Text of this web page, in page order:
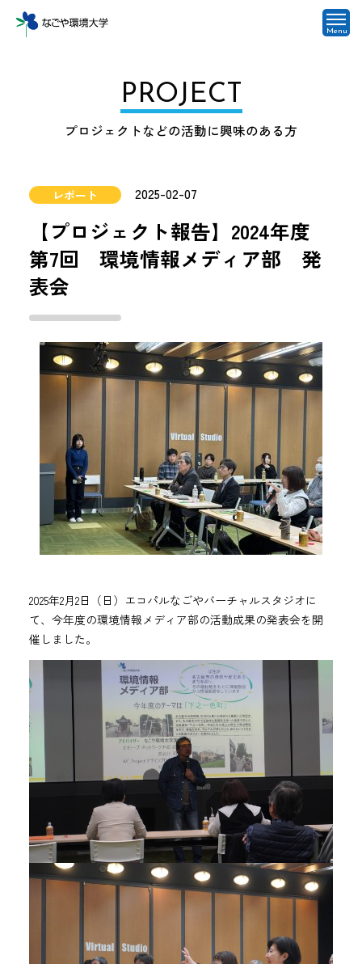
Menu
PROJECT
プロジェクトなどの活動に興味のある方
【プロジェクト報告】2024年度
第7回 環境情報メディア部 発
表会
レポート 2025-02-07
2025年2月2日（日）エコパルなごやバーチャルスタジオに
て、今年度の環境情報メディア部の活動成果の発表会を開
催しました。